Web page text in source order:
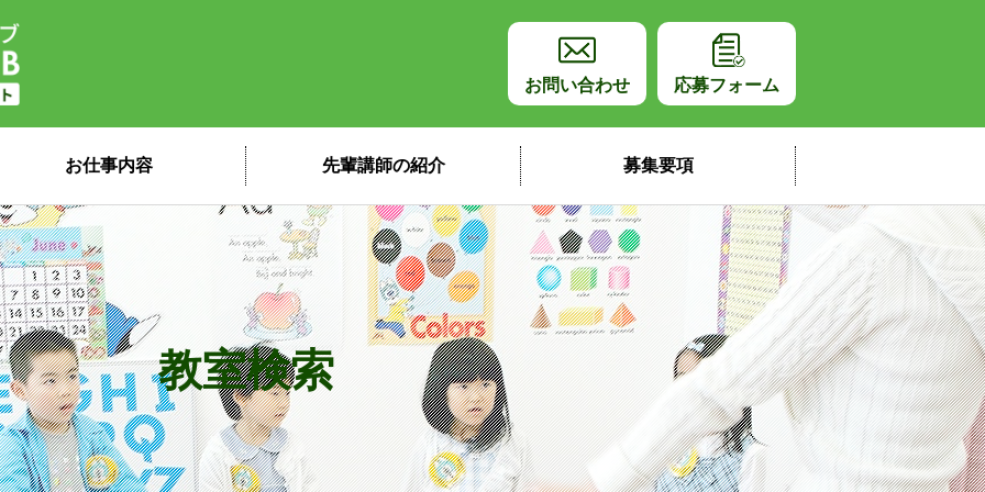
子ども英会話ペッピーキッズクラブ 講師採用サイト
お問い合わせ 応募フォーム
お仕事内容 先輩講師の紹介 募集要項
教室検索